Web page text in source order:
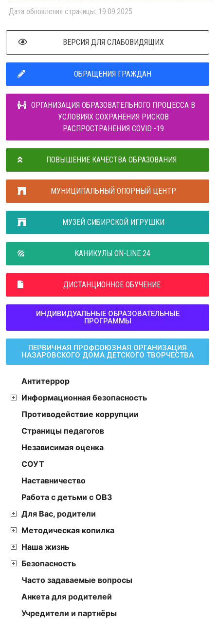
Дата обновления страницы: 19.09.2025
ВЕРСИЯ ДЛЯ СЛАБОВИДЯЩИХ
ОБРАЩЕНИЯ ГРАЖДАН
ОРГАНИЗАЦИЯ ОБРАЗОВАТЕЛЬНОГО ПРОЦЕССА В
УСЛОВИЯХ СОХРАНЕНИЯ РИСКОВ
РАСПРОСТРАНЕНИЯ COVID -19
ПОВЫШЕНИЕ КАЧЕСТВА ОБРАЗОВАНИЯ
МУНИЦИПАЛЬНЫЙ ОПОРНЫЙ ЦЕНТР
МУЗЕЙ СИБИРСКОЙ ИГРУШКИ
КАНИКУЛЫ ON-LINE 24
ДИСТАНЦИОННОЕ ОБУЧЕНИЕ
ИНДИВИДУАЛЬНЫЕ ОБРАЗОВАТЕЛЬНЫЕ
ПРОГРАММЫ
ПЕРВИЧНАЯ ПРОФСОЮЗНАЯ ОРГАНИЗАЦИЯ
НАЗАРОВСКОГО ДОМА ДЕТСКОГО ТВОРЧЕСТВА
Антитеррор
Информационная безопасность
Противодействие коррупции
Страницы педагогов
Независимая оценка
СОУТ
Наставничество
Работа с детьми с ОВЗ
Для Вас, родители
Методическая копилка
Наша жизнь
Безопасность
Часто задаваемые вопросы
Анкета для родителей
Учредители и партнёры